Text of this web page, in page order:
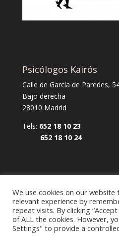
Psicólogos Kairós
Calle de García de Paredes,
Bajo derecha
28010 Madrid
Tels: 652 18 10 23
652 18 10 24
Aviso legal y
Política de
We use cookies on our
relevant experience by
repeat visits. By clicking
of ALL the cookies. However,
Settings" to provide a